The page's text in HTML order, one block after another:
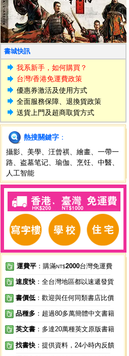
書城快訊
我系新手，如何購買？
台灣/香港免運費政策
優惠券激活及使用方式
全面服務保障、退換貨政策
送貨上門及超商取貨方式
熱搜關鍵字 ：
攝影
美學 汪曾祺 繪畫
一帶一
路
盗墓笔记 瑜伽 烹饪 中醫
人工智能
運費平 ：購滿NT$2000台灣免運費
速度快 ：全台灣地區都以速遞發貨
書價低 ：歡迎與任何同類書店比價
品種多 ：超過80多萬簡體中文書籍
英文書 ：多達20萬種英文原版書籍
找書快 ：提供資料，24小時內反饋